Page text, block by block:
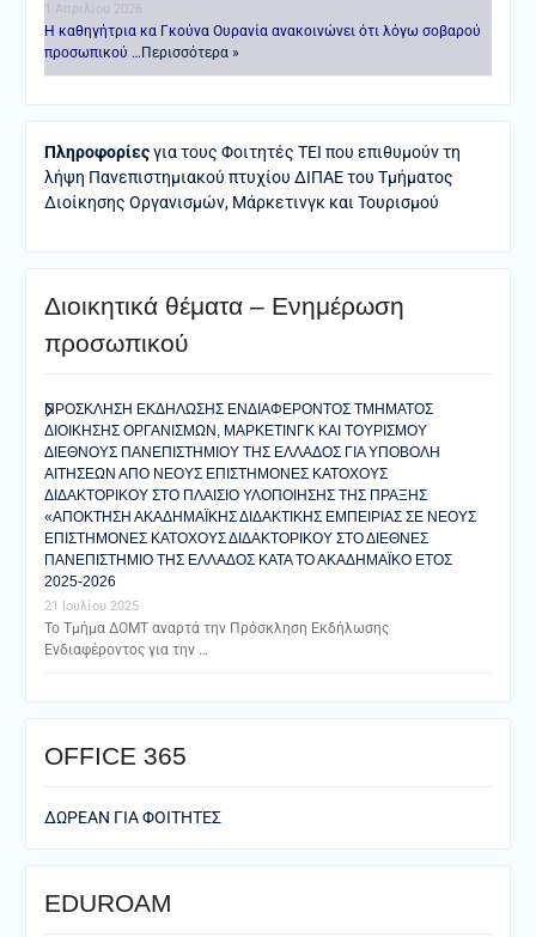
1 Απριλίου 2026
Η καθηγήτρια κα Γκούνα Ουρανία ανακοινώνει ότι λόγω σοβαρού
προσωπικού … Περισσότερα »
Πληροφορίεςγια τους Φοιτητές ΤΕΙ που επιθυμούν τη
λήψη Πανεπιστημιακού πτυχίου ΔΙΠΑΕ του Τμήματος
Διοίκησης Οργανισμών, Μάρκετινγκ και Τουρισμού
Διοικητικά θέματα – Ενημέρωση
προσωπικού
ΠΡΟΣΚΛΗΣΗ ΕΚΔΗΛΩΣΗΣ ΕΝΔΙΑΦΕΡΟΝΤΟΣ ΤΜΗΜΑΤΟΣ
ΔΙΟΙΚΗΣΗΣ ΟΡΓΑΝΙΣΜΩΝ, ΜΑΡΚΕΤΙΝΓΚ ΚΑΙ ΤΟΥΡΙΣΜΟΥ
ΔΙΕΘΝΟΥΣ ΠΑΝΕΠΙΣΤΗΜΙΟΥ ΤΗΣ ΕΛΛΑΔΟΣ ΓΙΑ ΥΠΟΒΟΛΗ
ΑΙΤΗΣΕΩΝ ΑΠΟ ΝΕΟΥΣ ΕΠΙΣΤΗΜΟΝΕΣ ΚΑΤΟΧΟΥΣ
ΔΙΔΑΚΤΟΡΙΚΟΥ ΣΤΟ ΠΛΑΙΣΙΟ ΥΛΟΠΟΙΗΣΗΣ ΤΗΣ ΠΡΑΞΗΣ
«ΑΠΟΚΤΗΣΗ ΑΚΑΔΗΜΑΪΚΗΣ ΔΙΔΑΚΤΙΚΗΣ ΕΜΠΕΙΡΙΑΣ ΣΕ ΝΕΟΥΣ
ΕΠΙΣΤΗΜΟΝΕΣ ΚΑΤΟΧΟΥΣ ΔΙΔΑΚΤΟΡΙΚΟΥ ΣΤΟ ΔΙΕΘΝΕΣ
ΠΑΝΕΠΙΣΤΗΜΙΟ ΤΗΣ ΕΛΛΑΔΟΣ ΚΑΤΑ ΤΟ ΑΚΑΔΗΜΑΪΚΟ ΕΤΟΣ
2025-2026
21 Ιουλίου 2025
Το Τμήμα ΔΟΜΤ αναρτά την Πρόσκληση Εκδήλωσης
Ενδιαφέροντος για την …
ΟFFICE 365
ΔΩΡΕΑΝ ΓΙΑ ΦΟΙΤΗΤΕΣ
EDUROAM